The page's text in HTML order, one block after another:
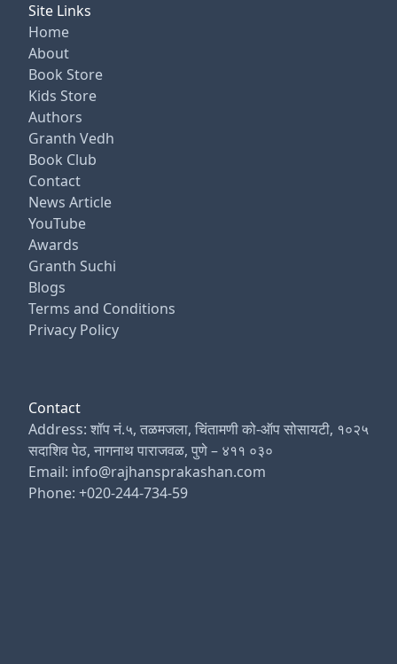
Site Links
Home
About
Book Store
Kids Store
Authors
Granth Vedh
Book Club
Contact
News Article
YouTube
Awards
Granth Suchi
Blogs
Terms and Conditions
Privacy Policy
Contact
Address: शॉप नं.५, तळमजला, चिंतामणी को-ऑप सोसायटी, १०२५
सदाशिव पेठ, नागनाथ पाराजवळ, पुणे – ४११ ०३०
Email: info@rajhansprakashan.com
Phone: +020-244-734-59